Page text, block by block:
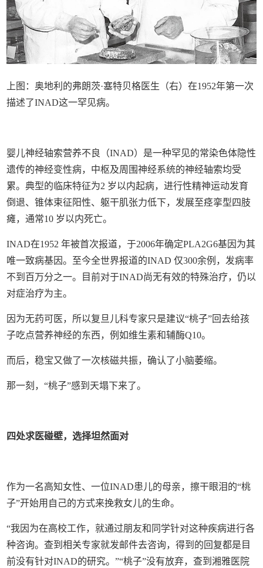
上图：奥地利的弗朗茨·塞特贝格医生（右）在1952年第一次
描述了INAD这一罕见病。
婴儿神经轴索营养不良（INAD）是一种罕见的常染色体隐性
遗传的神经变性病，中枢及周围神经系统的神经轴索均受
累。典型的临床特征为2 岁以内起病，进行性精神运动发育
倒退、锥体束征阳性、躯干肌张力低下，发展至痉挛型四肢
瘫，通常10 岁以内死亡。
INAD在1952 年被首次报道，于2006年确定PLA2G6基因为其
唯一致病基因。至今全世界报道的INAD 仅300余例，发病率
不到百万分之一。目前对于INAD尚无有效的特殊治疗，仍以
对症治疗为主。
因为无药可医，所以复旦儿科专家只是建议“桃子”回去给孩
子吃点营养神经的东西，例如维生素和辅酶Q10。
而后，稳宝又做了一次核磁共振，确认了小脑萎缩。
那一刻，“桃子”感到天塌下来了。
四处求医碰壁，选择坦然面对
作为一名高知女性、一位INAD患儿的母亲，擦干眼泪的“桃
子”开始用自己的方式来挽救女儿的生命。
“我因为在高校工作，就通过朋友和同学针对这种疾病进行各
种咨询。查到相关专家就发邮件去咨询，得到的回复都是目
前没有针对INAD的研究。”“桃子”没有放弃，查到湘雅医院